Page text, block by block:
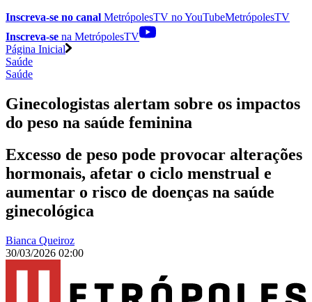
Inscreva-se no canal MetrópolesTV noYouTubeMetrópolesTV
Inscreva-se na MetrópolesTV
Página Inicial
Saúde
Saúde
Ginecologistas alertam sobre os impactos
do peso na saúde feminina
Excesso de peso pode provocar alterações
hormonais, afetar o ciclo menstrual e
aumentar o risco de doenças na saúde
ginecológica
Bianca Queiroz
30/03/2026 02:00